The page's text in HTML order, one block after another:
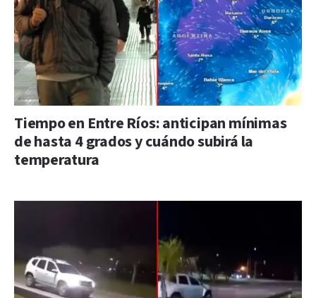
Tiempo en Entre Ríos: anticipan mínimas
de hasta 4 grados y cuándo subirá la
temperatura